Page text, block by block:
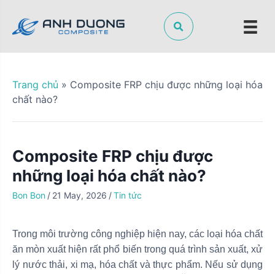
p
Trang chủ » Composite FRP chịu được những loại hóa
chất nào?
Composite FRP chịu được
những loại hóa chất nào?
Bon Bon / 21 May, 2026 /Tin tức
Trong môi trường công nghiệp hiện nay, các loại hóa chất
ăn mòn xuất hiện rất phổ biến trong quá trình sản xuất, xử
lý nước thải, xi mạ, hóa chất và thực phẩm. Nếu sử dụng